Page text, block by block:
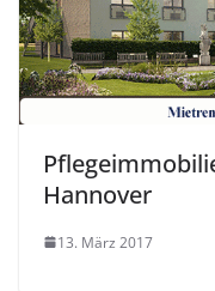
Hannover
13. März 2017